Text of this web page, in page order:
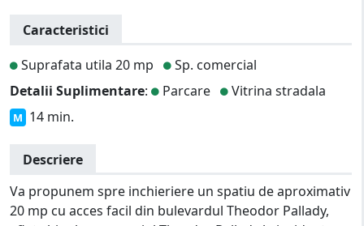
Caracteristici
Suprafata utila 20 mp
Sp. comercial
Detalii Suplimentare: Parcare Vitrina stradala
M 14 min.
Descriere
Va propunem spre inchieriere un spatiu de aproximativ
20 mp cu acces facil din bulevardul Theodor Pallady,